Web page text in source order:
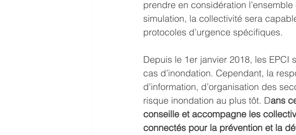
prendre en considération
simulation, la collectivité sera
protocoles d’urgence spécifiques.
Depuis le 1er janvier 2018, les
cas d’inondation. Cependant, la
d’information, d’organisation des
risque inondation au plus tôt. Dans
conseille et accompagne les
connectés pour la prévention et la